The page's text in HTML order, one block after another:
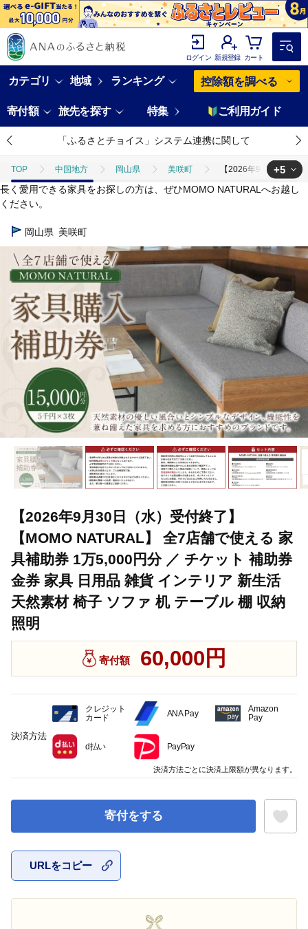
ログイン 新規登録 カート
カテゴリ 地域 ランキング 控除額を調べる
寄付額 旅先を探す 特集 ご利用ガイド
「ふるさとチョイス」システム連携に関して
TOP 中国地方 岡山県 美咲町 【2026年9月30日（
TOP 旅行・宿泊・体験 【2026年9月30日（水）受付終了】【
TOP 旅行・宿泊・体験 体験チケット その他体験チケット
TOP 日用品・雑貨 【2026年9月30日（水）受付終了】【MOMO
TOP 日用品・雑貨 家具 【2026年9月30日（水）受付終了
+5
長く愛用できる家具をお探しの方は、ぜひMOMO NATURALへお越し
ください。
岡山県 美咲町
【2026年9月30日（水）受付終了】
【MOMO NATURAL】 全7店舗で使える 家
具補助券 1万5,000円分 ／ チケット 補助券
金券 家具 日用品 雑貨 インテリア 新生活
天然素材 椅子 ソファ 机 テーブル 棚 収納
照明
寄付額 60,000円
寄付をする
URLをコピー
決済方法
クレジット
カード
ANA Pay
Amazon
Pay
d払い PayPay
決済方法ごとに決済上限額が異なります。